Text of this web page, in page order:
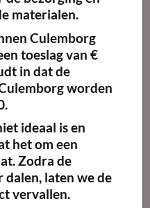
materialen.
Culemborg
toeslag van €
in dat de
worden
ideaal is en
het om een
Zodra de
laten we de
vervallen.